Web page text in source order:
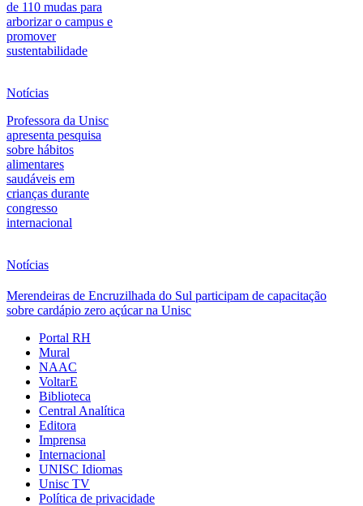
de 110 mudas para
arborizar o campus e
promover
sustentabilidade
Notícias
Professora da Unisc
apresenta pesquisa
sobre hábitos
alimentares
saudáveis em
crianças durante
congresso
internacional
Notícias
Merendeiras de Encruzilhada do Sul participam de capacitação
sobre cardápio zero açúcar na Unisc
Portal RH
Mural
NAAC
VoltarE
Biblioteca
Central Analítica
Editora
Imprensa
Internacional
UNISC Idiomas
Unisc TV
Política de privacidade